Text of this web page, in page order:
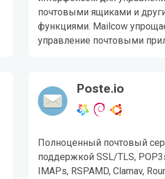
почтовыми ящиками и
функциями. Mailcow
управление почтовыми
Poste.io
Полноценный почтовый
поддержкой SSL/TLS,
IMAPs, RSPAMD, Clamav,